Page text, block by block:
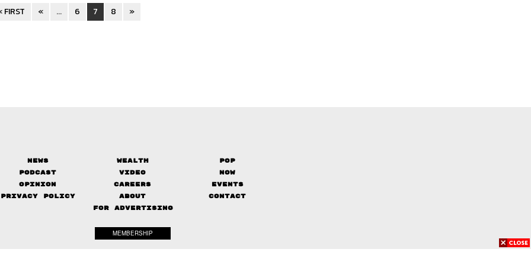
FIRST « ... 6 7 8 »
News Wealth
Pop
Podcast
Video
Now
Opinion
Careers
Events
Privacy Policy
About
Contact
FOR ADVERTISING
MEMBERSHIP